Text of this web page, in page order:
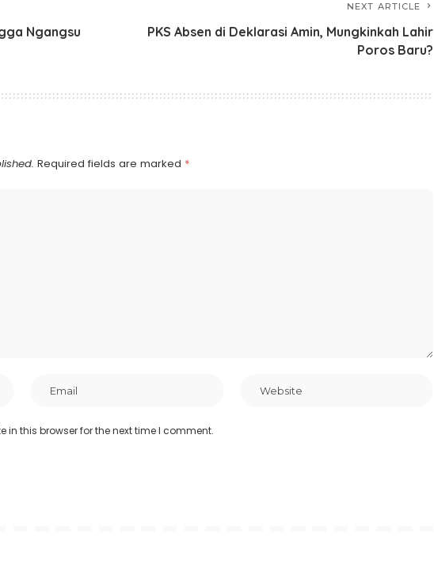
Ngangsu
NEXT ARTICLE
PKS Absen di Deklarasi Amin, Mungkinkah Lahir
Poros Baru?
Required fields are marked *
in this browser for the next time I comment.